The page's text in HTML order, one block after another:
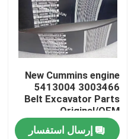
New Cummins engine
5413004 3003466
Belt Excavator Parts
Original/OEM
إرسال استفسار